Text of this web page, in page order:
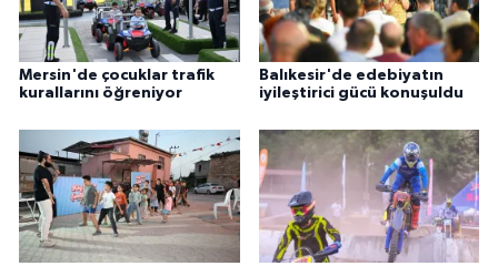
Mersin'de çocuklar trafik
kurallarını öğreniyor
Balıkesir'de edebiyatın
iyileştirici gücü konuşuldu